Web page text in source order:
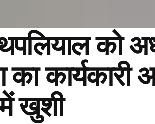
को
कार्यकारी
खुशी